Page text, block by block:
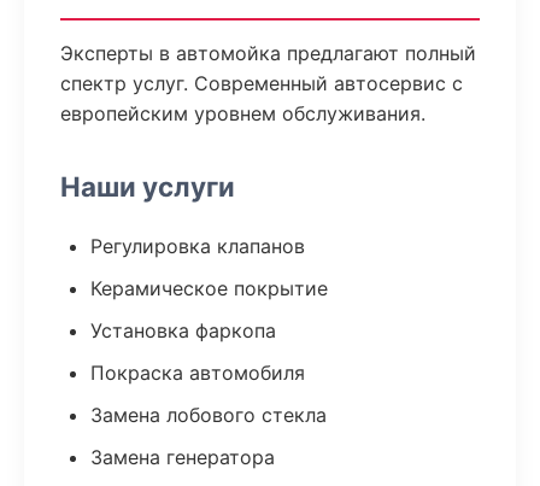
Эксперты в автомойка предлагают полный
спектр услуг. Современный автосервис с
европейским уровнем обслуживания.
Наши услуги
Регулировка клапанов
Керамическое покрытие
Установка фаркопа
Покраска автомобиля
Замена лобового стекла
Замена генератора